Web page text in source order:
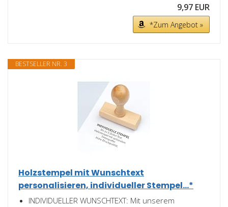
9,97 EUR
*Zum Angebot »
BESTSELLER NR. 3
Holzstempel mit Wunschtext
personalisieren, individueller Stempel...*
INDIVIDUELLER WUNSCHTEXT: Mit unserem